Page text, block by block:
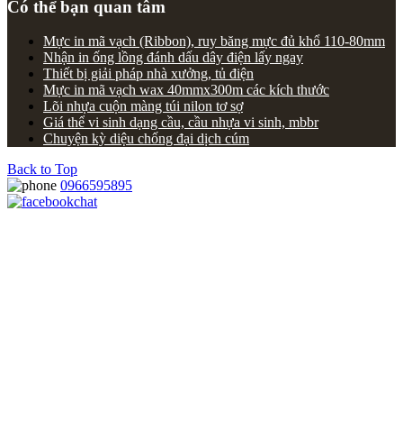
Có thể bạn quan tâm
Mực in mã vạch (Ribbon), ruy băng mực đủ khổ 110-80mm
Nhận in ống lồng đánh dấu dây điện lấy ngay
Thiết bị giải pháp nhà xưởng, tủ điện
Mực in mã vạch wax 40mmx300m các kích thước
Lõi nhựa cuộn màng túi nilon tơ sợ
Giá thể vi sinh dạng cầu, cầu nhựa vi sinh, mbbr
Chuyện kỳ diệu chống đại dịch cúm
Back to Top
0966595895